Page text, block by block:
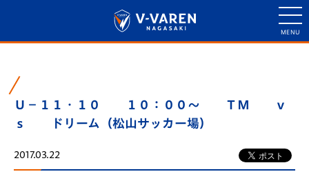
Ｕ－１１・１０ １０：００～ ＴＭ ｖ
ｓ ドリーム（松山サッカー場）
2017.03.22